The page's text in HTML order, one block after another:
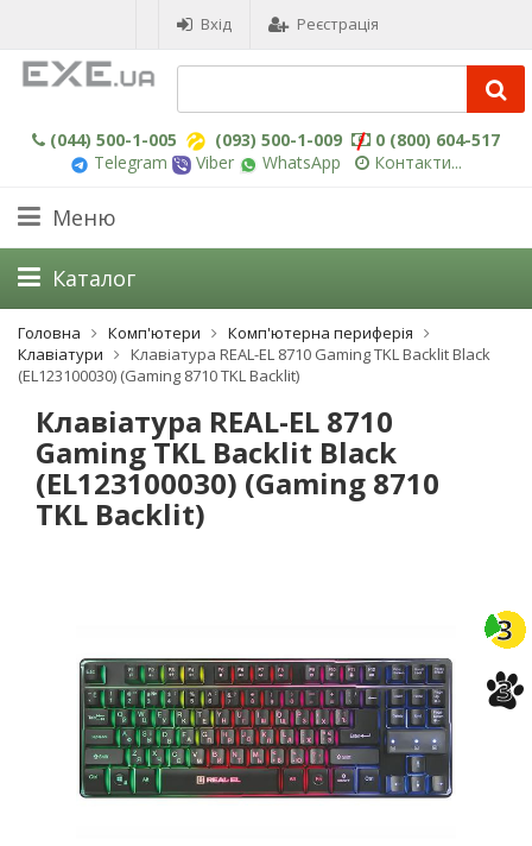
Вхід Реєстрація
(044) 500-1-005 (093) 500-1-009
0 (800) 604-517
Telegram
Viber WhatsApp Контакти...
Меню
Головна Комп'ютери
Комп'ютерна периферія
Клавіатури
Клавіатура REAL-EL 8710 Gaming TKL Backlit Black
(EL123100030) (Gaming 8710 TKL Backlit)
Клавіатура REAL-EL 8710
Gaming TKL Backlit Black
(EL123100030) (Gaming 8710
TKL Backlit)
3
3
Каталог